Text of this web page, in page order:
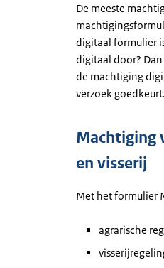
De meeste
digitaal formulier
digitaal door?
de machtiging
verzoek
Machtiging
en visserij
Met het formulier
agrarische